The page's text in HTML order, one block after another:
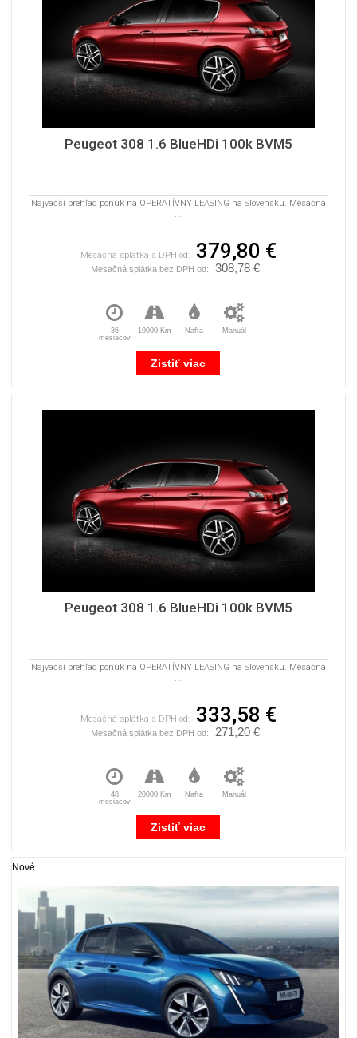
Peugeot 308 1.6 BlueHDi 100k BVM5
Najväčší prehľad ponúk na OPERATÍVNY LEASING na Slovensku. Mesačná
...
36
mesiacov
10000 Km Nafta Manuál
Zistiť viac
Mesačná splátka s DPH od: 379,80 €
Mesačná splátka bez DPH od: 308,78 €
Peugeot 308 1.6 BlueHDi 100k BVM5
Najväčší prehľad ponúk na OPERATÍVNY LEASING na Slovensku. Mesačná
...
48
mesiacov
20000 Km Nafta Manuál
Zistiť viac
Mesačná splátka s DPH od: 333,58 €
Mesačná splátka bez DPH od: 271,20 €
Nové